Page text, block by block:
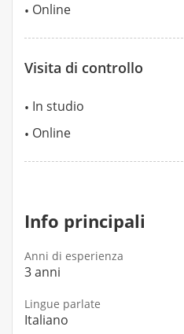
Online
Visita di controllo
In studio
Online
Info principali
Anni di esperienza
3 anni
Lingue parlate
Italiano